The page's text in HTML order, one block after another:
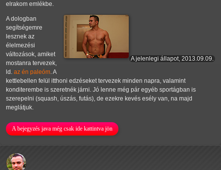
elrakom emlékbe.
A jelenlegi állapot, 2013.09.09.
A dologban
segítségemre
lesznek az
élelmezési
változások, amiket
mostanra tervezek,
ld. az én paleóm. A
kettlebellen felül itthoni edzéseket tervezek minden napra, valamint
konditerembe is szeretnék járni. Jó lenne még pár egyéb sportágban is
szerepelni (squash, úszás, futás), de ezekre kevés esély van, na majd
meglátjuk.
A bejegyzés java még csak ide kattintva jön